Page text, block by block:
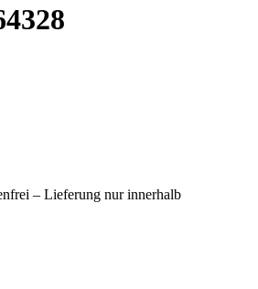
– Lieferung nur innerhalb